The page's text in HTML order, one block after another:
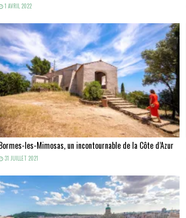
1 AVRIL 2022
les-Mimosas, un incontournable de la Côte d’Azur
31 JUILLET 2021